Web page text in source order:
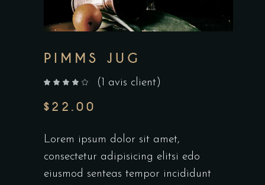
PIMMS JUG
( 1 avis client)
$ 22.00
Lorem ipsum dolor sit amet,
consectetur adipisicing elitsi edo
eiusmod senteas tempor incididunt